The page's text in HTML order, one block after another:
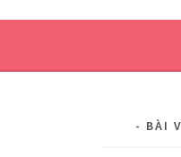
BÀI